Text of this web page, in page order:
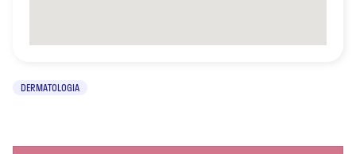
DERMATOLOGIA